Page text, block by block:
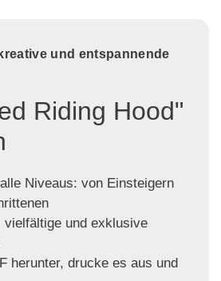
und entspannende
Riding Hood"
Niveaus: von Einsteigern
vielfältige und exklusive
herunter, drucke es aus und